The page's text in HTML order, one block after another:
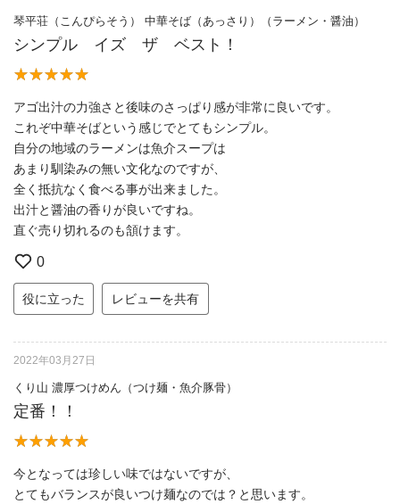
琴平荘（こんぴらそう） 中華そば（あっさり）（ラーメン・醤油）
シンプル イズ ザ ベスト！
アゴ出汁の力強さと後味のさっぱり感が非常に良いです。
これぞ中華そばという感じでとてもシンプル。
自分の地域のラーメンは魚介スープは
あまり馴染みの無い文化なのですが、
全く抵抗なく食べる事が出来ました。
出汁と醤油の香りが良いですね。
直ぐ売り切れるのも頷けます。
0
役に立った レビューを共有
2022年03月27日
くり山 濃厚つけめん（つけ麺・魚介豚骨）
定番！！
今となっては珍しい味ではないですが、
とてもバランスが良いつけ麺なのでは？と思います。